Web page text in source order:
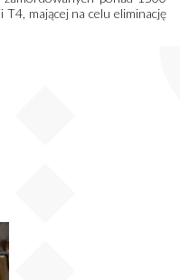
mającej na celu eliminację